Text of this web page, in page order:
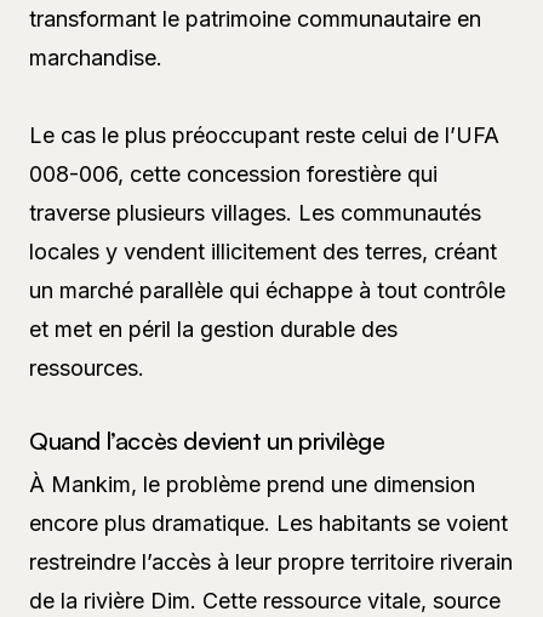
transformant le patrimoine communautaire en
marchandise.
Le cas le plus préoccupant reste celui de l’UFA
008-006, cette concession forestière qui
traverse plusieurs villages. Les communautés
locales y vendent illicitement des terres, créant
un marché parallèle qui échappe à tout contrôle
et met en péril la gestion durable des
ressources.
Quand l’accès devient un privilège
À Mankim, le problème prend une dimension
encore plus dramatique. Les habitants se voient
restreindre l’accès à leur propre territoire riverain
de la rivière Dim. Cette ressource vitale, source